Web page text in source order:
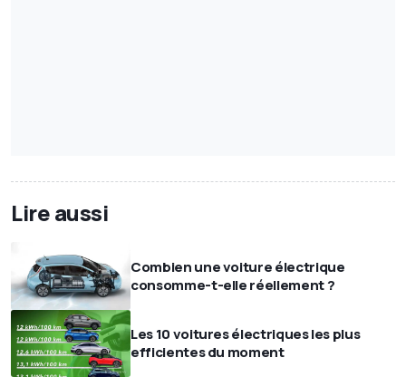
Lire aussi
Combien une voiture électrique
consomme-t-elle réellement ?
Les 10 voitures électriques les plus
efficientes du moment